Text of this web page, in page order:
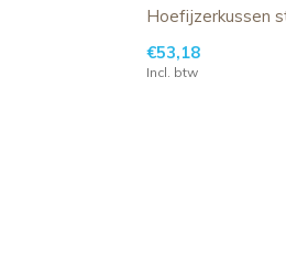
Hoefijzerkussen
€53,18
Incl. btw